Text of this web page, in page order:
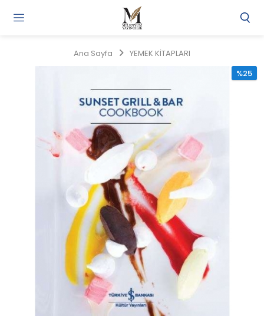
Ana Sayfa YEMEK KİTAPLARI
%25